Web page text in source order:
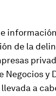
de la
Negocios y
a